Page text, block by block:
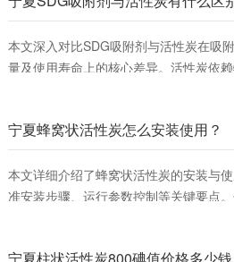
力系数伴随着床层高度的增加而增加
10mm)床层平均阻力系数伴随着床层
本文深入对比SDG吸附剂与活性炭在吸
量及使用寿命上的核心差异。活性炭依
宁夏蜂窝状活性炭怎么安装使用？
本文详细介绍了蜂窝状活性炭的安装与
准安装步骤、运行参数控制等关键要点
宁夏柱状活性炭800碘值价格多少钱